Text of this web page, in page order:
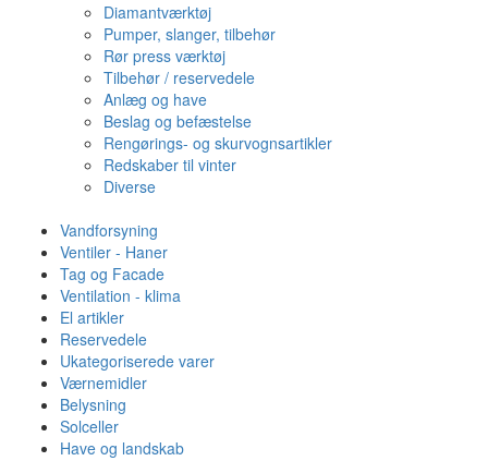
Diamantværktøj
Pumper, slanger, tilbehør
Rør press værktøj
Tilbehør / reservedele
Anlæg og have
Beslag og befæstelse
Rengørings- og skurvognsartikler
Redskaber til vinter
Diverse
Vandforsyning
Ventiler - Haner
Tag og Facade
Ventilation - klima
El artikler
Reservedele
Ukategoriserede varer
Værnemidler
Belysning
Solceller
Have og landskab